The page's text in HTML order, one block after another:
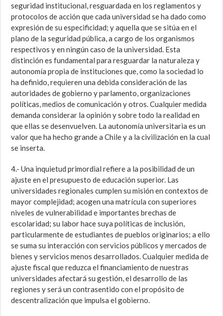
seguridad institucional, resguardada en los reglamentos y
protocolos de acción que cada universidad se ha dado como
expresión de su especificidad; y aquella que se sitúa en el
plano de la seguridad pública, a cargo de los organismos
respectivos y en ningún caso de la universidad. Esta
distinción es fundamental para resguardar la naturaleza y
autonomía propia de instituciones que, como la sociedad lo
ha definido, requieren una debida consideración de las
autoridades de gobierno y parlamento, organizaciones
políticas, medios de comunicación y otros. Cualquier medida
demanda considerar la opinión y sobre todo la realidad en
que ellas se desenvuelven. La autonomía universitaria es un
valor que ha hecho grande a Chile y a la civilización en la cual
se inserta.
4.- Una inquietud primordial refiere a la posibilidad de un
ajuste en el presupuesto de educación superior. Las
universidades regionales cumplen su misión en contextos de
mayor complejidad; acogen una matrícula con superiores
niveles de vulnerabilidad e importantes brechas de
escolaridad; su labor hace suya políticas de inclusión,
particularmente de estudiantes de pueblos originarios; a ello
se suma su interacción con servicios públicos y mercados de
bienes y servicios menos desarrollados. Cualquier medida de
ajuste fiscal que reduzca el financiamiento de nuestras
universidades afectará su gestión, el desarrollo de las
regiones y será un contrasentido con el propósito de
descentralización que impulsa el gobierno.